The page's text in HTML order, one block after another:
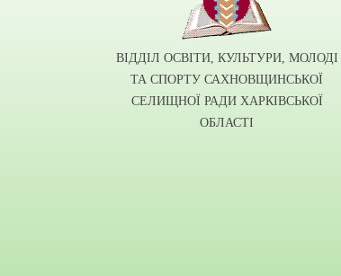
ВІДДІЛ ОСВІТИ, КУЛЬТУРИ, МОЛОДІ
ТА СПОРТУ САХНОВЩИНСЬКОЇ
СЕЛИЩНОЇ РАДИ ХАРКІВСЬКОЇ
ОБЛАСТІ